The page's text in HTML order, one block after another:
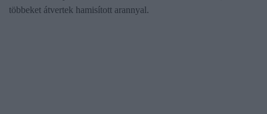
többeket átvertek hamisított arannyal.